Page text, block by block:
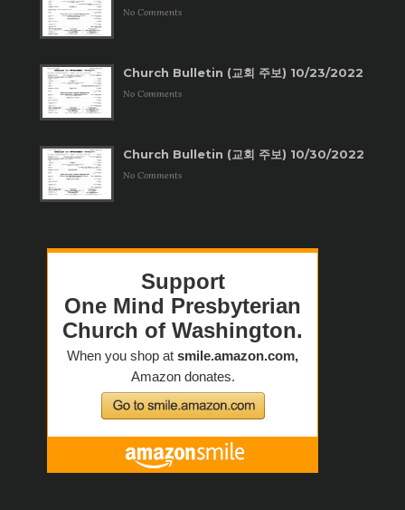
No Comments
Church Bulletin (교회 주보) 10/23/2022
No Comments
Church Bulletin (교회 주보) 10/30/2022
No Comments